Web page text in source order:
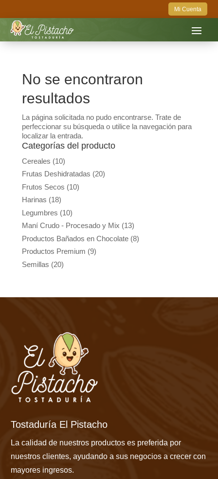
Mi Cuenta
No se encontraron
resultados
La página solicitada no pudo encontrarse. Trate de
perfeccionar su búsqueda o utilice la navegación para
localizar la entrada.
Categorías del producto
Cereales (10)
Frutas Deshidratadas (20)
Frutos Secos (10)
Harinas (18)
Legumbres (10)
Maní Crudo - Procesado y Mix (13)
Productos Bañados en Chocolate (8)
Productos Premium (9)
Semillas (20)
Tostaduría El Pistacho
La calidad de nuestros productos es preferida por
nuestros clientes, ayudando a sus negocios a crecer con
mayores ingresos.